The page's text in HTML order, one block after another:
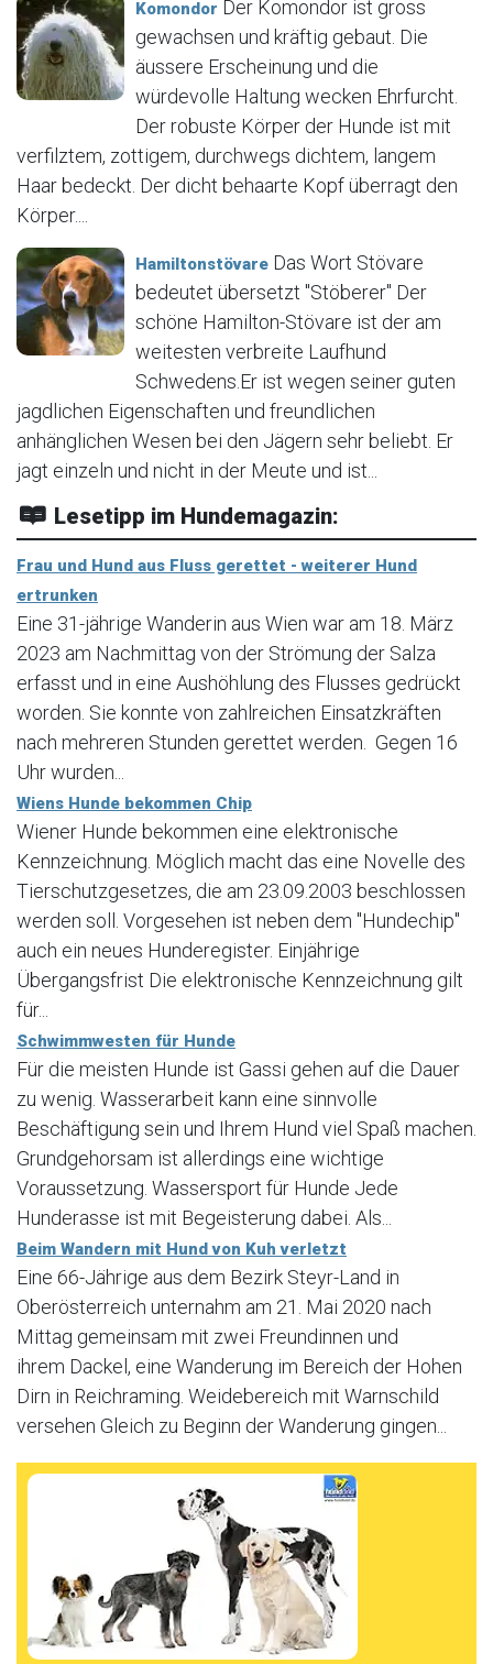
Komondor Der Komondor ist gross
gewachsen und kräftig gebaut. Die
äussere Erscheinung und die
würdevolle Haltung wecken Ehrfurcht.
Der robuste Körper der Hunde ist mit
verfilztem, zottigem, durchwegs dichtem, langem
Haar bedeckt. Der dicht behaarte Kopf überragt den
Körper....
Hamiltonstövare Das Wort Stövare
bedeutet übersetzt "Stöberer" Der
schöne Hamilton-Stövare ist der am
weitesten verbreite Laufhund
Schwedens.Er ist wegen seiner guten
jagdlichen Eigenschaften und freundlichen
anhänglichen Wesen bei den Jägern sehr beliebt. Er
jagt einzeln und nicht in der Meute und ist...
Lesetipp im Hundemagazin:
Frau und Hund aus Fluss gerettet - weiterer Hund
ertrunken
Eine 31-jährige Wanderin aus Wien war am 18. März
2023 am Nachmittag von der Strömung der Salza
erfasst und in eine Aushöhlung des Flusses gedrückt
worden. Sie konnte von zahlreichen Einsatzkräften
nach mehreren Stunden gerettet werden. Gegen 16
Uhr wurden...
Wiens Hunde bekommen Chip
Wiener Hunde bekommen eine elektronische
Kennzeichnung. Möglich macht das eine Novelle des
Tierschutzgesetzes, die am 23.09.2003 beschlossen
werden soll. Vorgesehen ist neben dem "Hundechip"
auch ein neues Hunderegister. Einjährige
Übergangsfrist Die elektronische Kennzeichnung gilt
für...
Schwimmwesten für Hunde
Für die meisten Hunde ist Gassi gehen auf die Dauer
zu wenig. Wasserarbeit kann eine sinnvolle
Beschäftigung sein und Ihrem Hund viel Spaß machen.
Grundgehorsam ist allerdings eine wichtige
Voraussetzung. Wassersport für Hunde Jede
Hunderasse ist mit Begeisterung dabei. Als...
Beim Wandern mit Hund von Kuh verletzt
Eine 66-Jährige aus dem Bezirk Steyr-Land in
Oberösterreich unternahm am 21. Mai 2020 nach
Mittag gemeinsam mit zwei Freundinnen und
ihrem Dackel, eine Wanderung im Bereich der Hohen
Dirn in Reichraming. Weidebereich mit Warnschild
versehen Gleich zu Beginn der Wanderung gingen...